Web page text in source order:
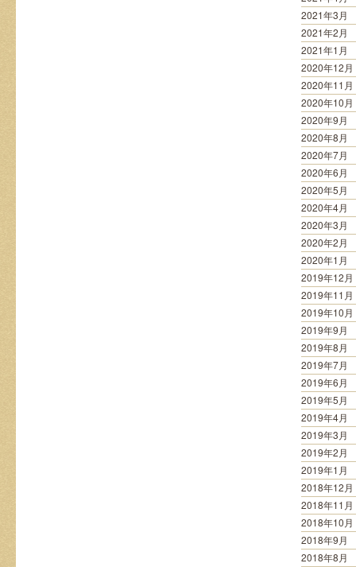
2021年3月
2021年2月
2021年1月
2020年12月
2020年11月
2020年10月
2020年9月
2020年8月
2020年7月
2020年6月
2020年5月
2020年4月
2020年3月
2020年2月
2020年1月
2019年12月
2019年11月
2019年10月
2019年9月
2019年8月
2019年7月
2019年6月
2019年5月
2019年4月
2019年3月
2019年2月
2019年1月
2018年12月
2018年11月
2018年10月
2018年9月
2018年8月